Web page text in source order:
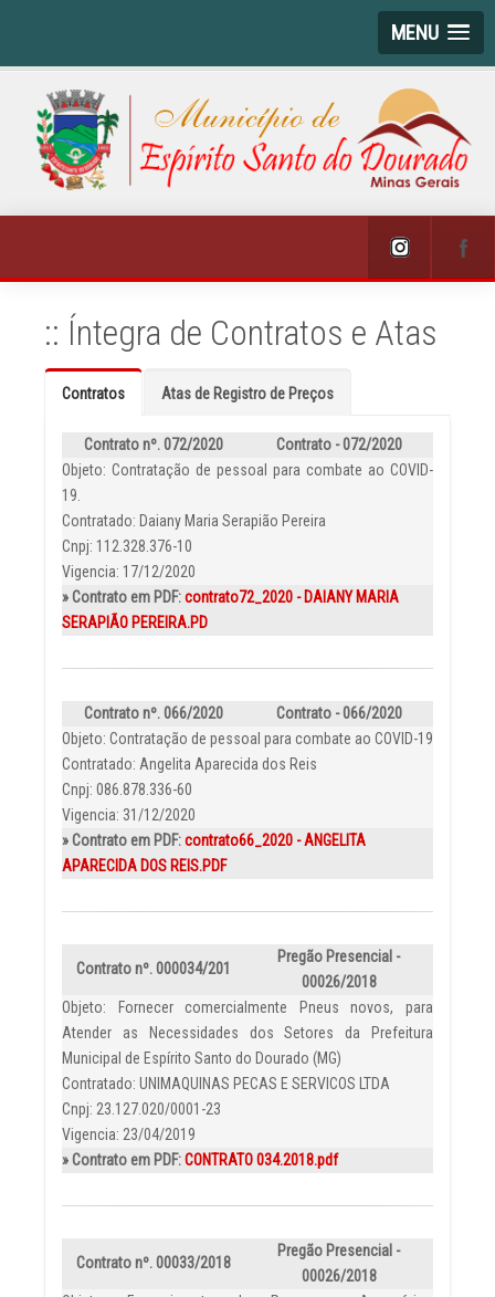
MENU
:: Íntegra de Contratos e Atas
Contratos Atas de Registro de Preços
Contrato nº. 072/2020
Contrato - 072/2020
Objeto: Contratação de pessoal para combate ao COVID-
19.
Contratado: Daiany Maria Serapião Pereira
Cnpj: 112.328.376-10
Vigencia: 17/12/2020
» Contrato em PDF:contrato72_2020 - DAIANY MARIA
SERAPIÃO PEREIRA.PD
Contrato nº. 066/2020
Contrato - 066/2020
Objeto: Contratação de pessoal para combate ao COVID-19
Contratado: Angelita Aparecida dos Reis
Cnpj: 086.878.336-60
Vigencia: 31/12/2020
» Contrato em PDF:contrato66_2020 - ANGELITA
APARECIDA DOS REIS.PDF
Contrato nº. 000034/201
Pregão Presencial -
00026/2018
Objeto: Fornecer comercialmente Pneus novos, para
Atender as Necessidades dos Setores da Prefeitura
Municipal de Espírito Santo do Dourado (MG)
Contratado: UNIMAQUINAS PECAS E SERVICOS LTDA
Cnpj: 23.127.020/0001-23
Vigencia: 23/04/2019
» Contrato em PDF:CONTRATO 034.2018.pdf
Contrato nº. 00033/2018
Pregão Presencial -
00026/2018